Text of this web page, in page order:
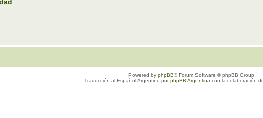
Powered by phpBB® Forum Software © phpBB Group
Traducción al Español Argentino porphpBB Argentinacon la colaboración